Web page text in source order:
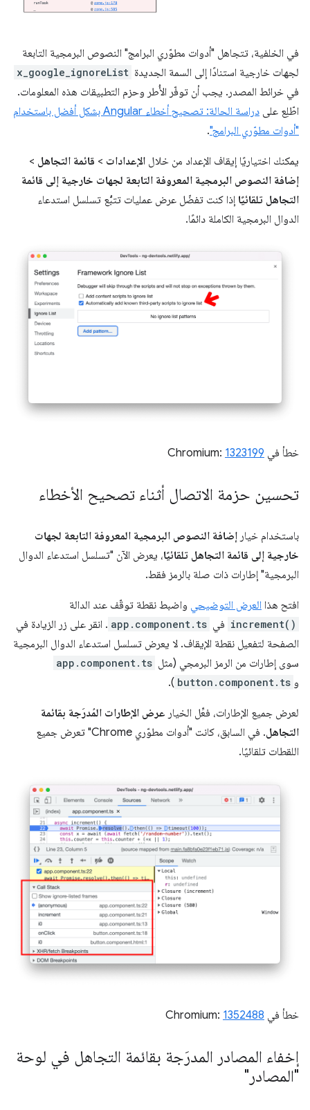
في الخلفية، تتجاهل "أدوات مطوّري البرامج" النصوص البرمجية التابعة
لجهات خارجية استنادًا إلى السمة الجديدة x_google_ignoreList
في خرائط المصدر. يجب أن توفّر الأُطر وحزم التطبيقات هذه المعلومات.
اطّلِع على
دراسة الحالة: تصحيح أخطاء Angular بشكل أفضل باستخدام
"أدوات مطوّري البرامج".
يمكنك اختياريًا إيقاف الإعداد من خلال الإعدادات > قائمة التجاهل >
إضافة النصوص البرمجية المعروفة التابعة لجهات خارجية إلى قائمة
التجاهل تلقائيًا إذا كنت تفضّل عرض عمليات تتبُّع تسلسل استدعاء
الدوال البرمجية الكاملة دائمًا.
خطأ في Chromium: 1323199
تحسين حزمة الاتصال أثناء تصحيح الأخطاء
باستخدام خيار إضافة النصوص البرمجية المعروفة التابعة لجهات
خارجية إلى قائمة التجاهل تلقائيًا، يعرض الآن "تسلسل استدعاء الدوال
البرمجية" إطارات ذات صلة بالرمز فقط.
افتح هذا العرض التوضيحي واضبط نقطة توقّف عند الدالة
increment() في app.component.ts . انقر على زر الزيادة في
الصفحة لتفعيل نقطة الإيقاف. لا يعرض تسلسل استدعاء الدوال البرمجية
سوى إطارات من الرمز البرمجي (مثل app.component.ts
و button.component.ts
).
لعرض جميع الإطارات، فعِّل الخيار عرض الإطارات المُدرَجة بقائمة
التجاهل
. في السابق، كانت "أدوات مطوّري Chrome" تعرض جميع
اللقطات تلقائيًا.
خطأ في Chromium: 1352488
إخفاء المصادر المدرَجة بقائمة التجاهل في لوحة
"المصادر"